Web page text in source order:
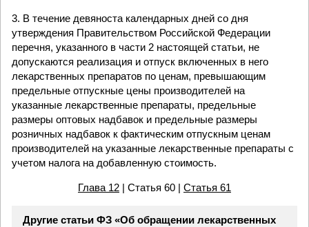
3. В течение девяноста календарных дней со дня
утверждения Правительством Российской Федерации
перечня, указанного в части 2 настоящей статьи, не
допускаются реализация и отпуск включенных в него
лекарственных препаратов по ценам, превышающим
предельные отпускные цены производителей на
указанные лекарственные препараты, предельные
размеры оптовых надбавок и предельные размеры
розничных надбавок к фактическим отпускным ценам
производителей на указанные лекарственные препараты с
учетом налога на добавленную стоимость.
Глава 12| Статья 60 | Статья 61
Другие статьи ФЗ «Об обращении лекарственных